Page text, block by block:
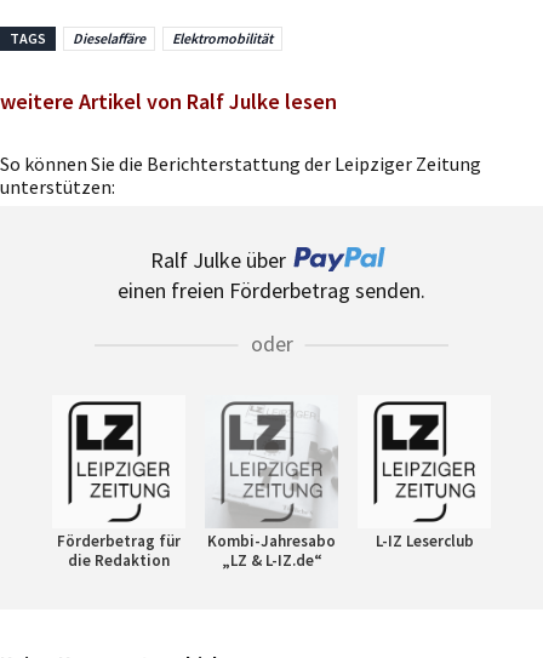
TAGS Dieselaffäre Elektromobilität
weitere Artikel von Ralf Julke lesen
So können Sie die Berichterstattung der Leipziger Zeitung
unterstützen:
Ralf Julke über
einen freien Förderbetrag senden.
oder
Förderbetrag für
die Redaktion
Kombi-Jahresabo
„LZ & L-IZ.de“
L-IZ Leserclub